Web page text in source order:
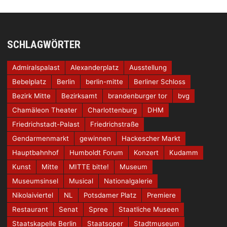
SCHLAGWÖRTER
Admiralspalast Alexanderplatz
Ausstellung
Bebelplatz
Berlin berlin-mitte
Berliner Schloss
Bezirk Mitte
Bezirksamt brandenburger tor
bvg
Chamäleon Theater
Charlottenburg
DHM
Friedrichstadt-Palast
Friedrichstraße
Gendarmenmarkt
gewinnen
Hackescher Markt
Hauptbahnhof
Humboldt Forum Konzert
Kudamm
Kunst
Mitte MITTE bitte!
Museum
Museumsinsel
Musical
Nationalgalerie
Nikolaiviertel
NL Potsdamer Platz
Premiere
Restaurant
Senat Spree
Staatliche Museen
Staatskapelle Berlin
Staatsoper Stadtmuseum